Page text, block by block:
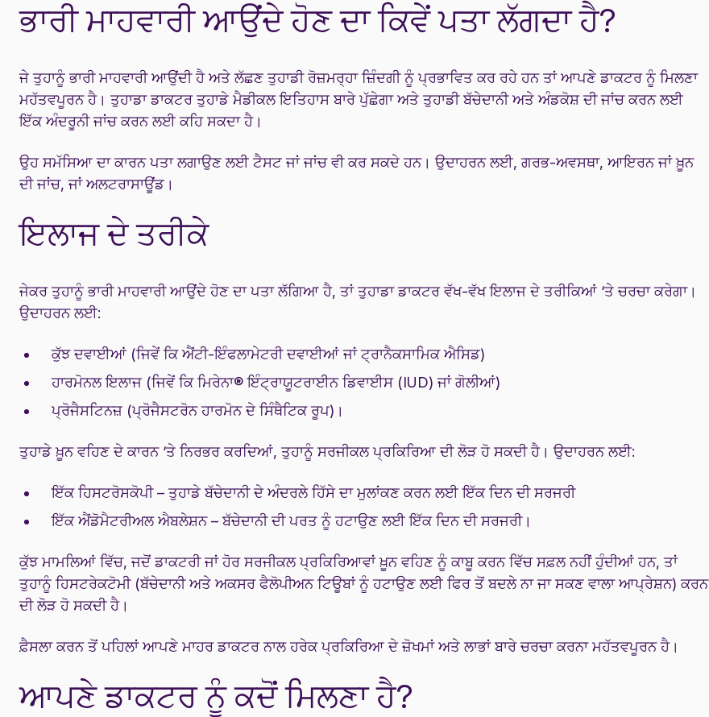
ਭਾਰੀ ਮਾਹਵਾਰੀ ਆਉਂਦੇ ਹੋਣ ਦਾ ਕਿਵੇਂ ਪਤਾ ਲੱਗਦਾ ਹੈ?
ਜੇ ਤੁਹਾਨੂੰ ਭਾਰੀ ਮਾਹਵਾਰੀ ਆਉਂਦੀ ਹੈ ਅਤੇ ਲੱਛਣ ਤੁਹਾਡੀ ਰੋਜ਼ਮਰ੍ਹਾ ਜ਼ਿੰਦਗੀ ਨੂੰ ਪ੍ਰਭਾਵਿਤ ਕਰ ਰਹੇ ਹਨ ਤਾਂ ਆਪਣੇ ਡਾਕਟਰ ਨੂੰ ਮਿਲਣਾ
ਮਹੱਤਵਪੂਰਨ ਹੈ। ਤੁਹਾਡਾ ਡਾਕਟਰ ਤੁਹਾਡੇ ਮੈਡੀਕਲ ਇਤਿਹਾਸ ਬਾਰੇ ਪੁੱਛੇਗਾ ਅਤੇ ਤੁਹਾਡੀ ਬੱਚੇਦਾਨੀ ਅਤੇ ਅੰਡਕੋਸ਼ ਦੀ ਜਾਂਚ ਕਰਨ ਲਈ
ਇੱਕ ਅੰਦਰੂਨੀ ਜਾਂਚ ਕਰਨ ਲਈ ਕਹਿ ਸਕਦਾ ਹੈ।
ਉਹ ਸਮੱਸਿਆ ਦਾ ਕਾਰਨ ਪਤਾ ਲਗਾਉਣ ਲਈ ਟੈਸਟ ਜਾਂ ਜਾਂਚ ਵੀ ਕਰ ਸਕਦੇ ਹਨ। ਉਦਾਹਰਨ ਲਈ, ਗਰਭ-ਅਵਸਥਾ, ਆਇਰਨ ਜਾਂ ਖ਼ੂਨ
ਦੀ ਜਾਂਚ, ਜਾਂ ਅਲਟਰਾਸਾਊਂਡ।
ਇਲਾਜ ਦੇ ਤਰੀਕੇ
ਜੇਕਰ ਤੁਹਾਨੂੰ ਭਾਰੀ ਮਾਹਵਾਰੀ ਆਉਂਦੇ ਹੋਣ ਦਾ ਪਤਾ ਲੱਗਿਆ ਹੈ, ਤਾਂ ਤੁਹਾਡਾ ਡਾਕਟਰ ਵੱਖ-ਵੱਖ ਇਲਾਜ ਦੇ ਤਰੀਕਿਆਂ ‘ਤੇ ਚਰਚਾ ਕਰੇਗਾ।
ਉਦਾਹਰਨ ਲਈ:
ਕੁੱਝ ਦਵਾਈਆਂ (ਜਿਵੇਂ ਕਿ ਐਂਟੀ-ਇੰਫਲਾਮੇਟਰੀ ਦਵਾਈਆਂ ਜਾਂ ਟ੍ਰਾਨੈਕਸਾਮਿਕ ਐਸਿਡ)
ਹਾਰਮੋਨਲ ਇਲਾਜ (ਜਿਵੇਂ ਕਿ ਮਿਰੇਨਾ® ਇੰਟ੍ਰਾਯੂਟਰਾਈਨ ਡਿਵਾਈਸ (IUD) ਜਾਂ ਗੋਲੀਆਂ)
ਪ੍ਰੋਜੈਸਟਿਨਜ਼ (ਪ੍ਰੋਜੈਸਟਰੋਨ ਹਾਰਮੋਨ ਦੇ ਸਿੰਥੈਟਿਕ ਰੂਪ)।
ਤੁਹਾਡੇ ਖ਼ੂਨ ਵਹਿਣ ਦੇ ਕਾਰਨ ‘ਤੇ ਨਿਰਭਰ ਕਰਦਿਆਂ, ਤੁਹਾਨੂੰ ਸਰਜੀਕਲ ਪ੍ਰਕਿਰਿਆ ਦੀ ਲੋੜ ਹੋ ਸਕਦੀ ਹੈ। ਉਦਾਹਰਨ ਲਈ:
ਇੱਕ ਹਿਸਟਰੋਸਕੋਪੀ – ਤੁਹਾਡੇ ਬੱਚੇਦਾਨੀ ਦੇ ਅੰਦਰਲੇ ਹਿੱਸੇ ਦਾ ਮੁਲਾਂਕਣ ਕਰਨ ਲਈ ਇੱਕ ਦਿਨ ਦੀ ਸਰਜਰੀ
ਇੱਕ ਐਂਡੋਮੈਟਰੀਅਲ ਐਬਲੇਸ਼ਨ – ਬੱਚੇਦਾਨੀ ਦੀ ਪਰਤ ਨੂੰ ਹਟਾਉਣ ਲਈ ਇੱਕ ਦਿਨ ਦੀ ਸਰਜਰੀ।
ਕੁੱਝ ਮਾਮਲਿਆਂ ਵਿੱਚ, ਜਦੋਂ ਡਾਕਟਰੀ ਜਾਂ ਹੋਰ ਸਰਜੀਕਲ ਪ੍ਰਕਿਰਿਆਵਾਂ ਖ਼ੂਨ ਵਹਿਣ ਨੂੰ ਕਾਬੂ ਕਰਨ ਵਿੱਚ ਸਫ਼ਲ ਨਹੀਂ ਹੁੰਦੀਆਂ ਹਨ, ਤਾਂ
ਤੁਹਾਨੂੰ ਹਿਸਟਰੇਕਟੋਮੀ (ਬੱਚੇਦਾਨੀ ਅਤੇ ਅਕਸਰ ਫੈਲੋਪੀਅਨ ਟਿਊਬਾਂ ਨੂੰ ਹਟਾਉਣ ਲਈ ਫਿਰ ਤੋਂ ਬਦਲੇ ਨਾ ਜਾ ਸਕਣ ਵਾਲਾ ਆਪ੍ਰੇਸ਼ਨ) ਕਰਨ
ਦੀ ਲੋੜ ਹੋ ਸਕਦੀ ਹੈ।
ਫ਼ੈਸਲਾ ਕਰਨ ਤੋਂ ਪਹਿਲਾਂ ਆਪਣੇ ਮਾਹਰ ਡਾਕਟਰ ਨਾਲ ਹਰੇਕ ਪ੍ਰਕਿਰਿਆ ਦੇ ਜ਼ੋਖਮਾਂ ਅਤੇ ਲਾਭਾਂ ਬਾਰੇ ਚਰਚਾ ਕਰਨਾ ਮਹੱਤਵਪੂਰਨ ਹੈ।
ਆਪਣੇ ਡਾਕਟਰ ਨੂੰ ਕਦੋਂ ਮਿਲਣਾ ਹੈ?